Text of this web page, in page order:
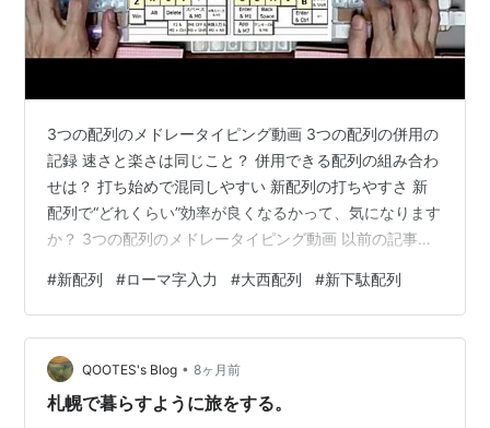
バ行とハ°行の判読を容易にするため、半濁
点の代わりに「°」を用いて表現している。
な文字列(拗音節など)については、すべて省
略した。
ひらがなからの変換操作により出すことがで
きる文字(「ゐ」「ゑ」「ゎ」「ヵ」「ヶ」
など)は、すべて省略した。
「かな入力」と対比されることも多いが、「ひらがなを
常に近い関係にある。
一般的にはQwerty英字配列を用い、JIS X
4063:2000(仮名漢字変換システムのための英字キー入
3つの配列のメドレータイピング動画 3つの配列の併用の
記録 速さと楽さは同じこと？ 併用できる配列の組み合わ
せは？ 打ち始めで混同しやすい 新配列の打ちやすさ 新
配列で“どれくらい”効率が良くなるかって、気になります
か？ 3つの配列のメドレータイピング動画 以前の記事で
大西配列（ローマ字入力部分のみ）と新下駄配列の3つの
配列を併用する試みをやっていました。 その結果は、下
記の動画をご覧ください。 www.youtube.com というわ
けで、3つの配列を続けて使用しても、実用上問題ない速
度で打つことができました。 「3つの配列の併用」「同
#新配列 #ローマ字入力 #大西配列 #新下駄配列
QOOTES's Blog • 8ヶ月前
札幌で暮らすように旅をする。